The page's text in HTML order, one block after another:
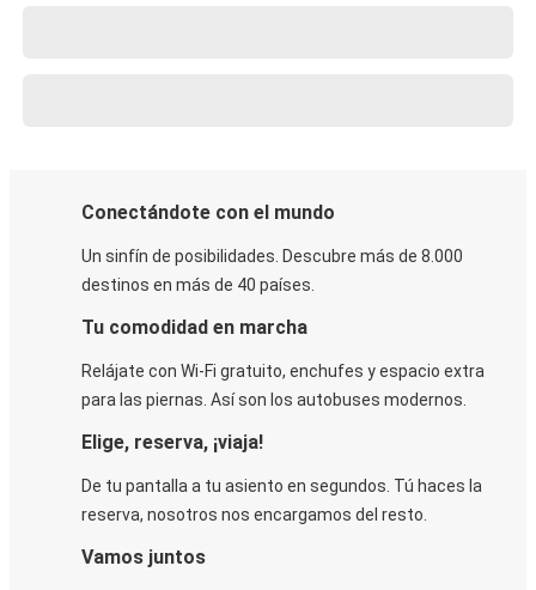
Conectándote con el mundo
Un sinfín de posibilidades. Descubre más de 8.000
destinos en más de 40 países.
Tu comodidad en marcha
Relájate con Wi-Fi gratuito, enchufes y espacio extra
para las piernas. Así son los autobuses modernos.
Elige, reserva, ¡viaja!
De tu pantalla a tu asiento en segundos. Tú haces la
reserva, nosotros nos encargamos del resto.
Vamos juntos